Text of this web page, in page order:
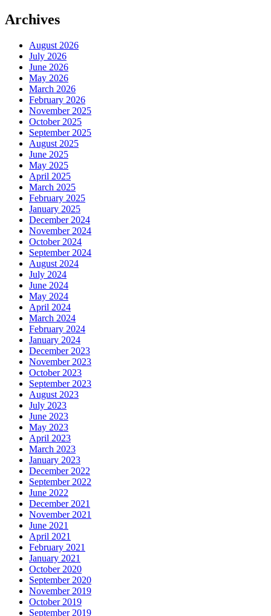
Archives
August 2026
July 2026
June 2026
May 2026
March 2026
February 2026
November 2025
October 2025
September 2025
August 2025
June 2025
May 2025
April 2025
March 2025
February 2025
January 2025
December 2024
November 2024
October 2024
September 2024
August 2024
July 2024
June 2024
May 2024
April 2024
March 2024
February 2024
January 2024
December 2023
November 2023
October 2023
September 2023
August 2023
July 2023
June 2023
May 2023
April 2023
March 2023
January 2023
December 2022
September 2022
June 2022
December 2021
November 2021
June 2021
April 2021
February 2021
January 2021
October 2020
September 2020
November 2019
October 2019
September 2019